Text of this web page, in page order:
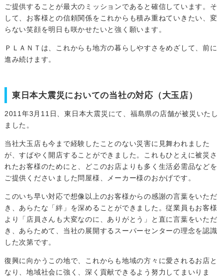
ご提供することが最大のミッションであると確信しています。そ
して、お客様との信頼関係をこれからも積み重ねていきたい、変
らない笑顔を明日も咲かせたいと強く願います。
ＰＬＡＮＴは、これからも地方の暮らしやすさをめざして、前に
進み続けます。
東日本大震災においての当社の対応（大玉店）
2011年3月11日、東日本大震災にて、福島県の店舗が被災いたし
ました。
当社大玉店も今まで経験したことのない災害に見舞われました
が、すばやく開店することができました。これもひとえに被災さ
れたお客様のためにと、どこのお店よりも多く生活必需品などを
ご提供くださいました問屋様、メーカー様のおかげです。
このいち早い対応で想像以上のお客様からの感謝の言葉をいただ
き、あらたな「絆」を深めることができました。従業員もお客様
より「店員さんも大変なのに、ありがとう」と直に言葉をいただ
き、あらためて、当社の展開するスーパーセンターの理念を認識
した次第です。
復興に向かうこの地で、これからも地域の方々に愛されるお店と
なり、地域社会に強く、深く貢献できるよう努力してまいりま